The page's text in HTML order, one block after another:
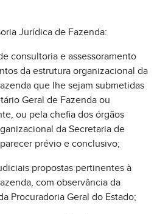
Jurídica de Fazenda:
consultoria e assessoramento
da estrutura organizacional da
que lhe sejam submetidas
Geral de Fazenda ou
ou pela chefia dos órgãos
da Secretaria de
prévio e conclusivo;
propostas pertinentes à
com observância da
Procuradoria Geral do Estado;